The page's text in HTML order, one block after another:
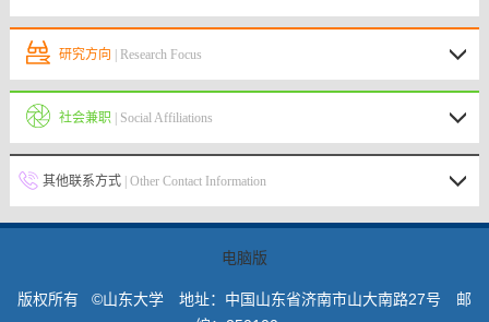
研究方向 | Research Focus
社会兼职 | Social Affiliations
其他联系方式| Other Contact Information
电脑版
版权所有 ©山东大学 地址：中国山东省济南市山大南路27号 邮